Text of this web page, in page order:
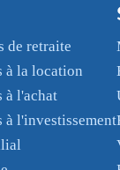
de retraite
à la location
à l'achat
à l'investissement